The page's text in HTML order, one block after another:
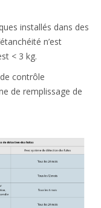
installés dans des
n’est
< 3 kg.​
contrôle
de remplissage de